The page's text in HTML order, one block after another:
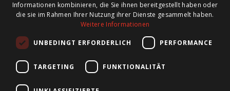
Newsletter
Schreiben Sie sich für unseren Newsletter ein und wir
informieren Sie über neue Produkte, wichtige
Neuigkeiten und tolle Angebote.
Informationen kombinieren, die Sie ihnen bereitgestellt haben oder
die sie im Rahmen Ihrer Nutzung ihrer Dienste gesammelt haben.
Weitere Informationen
UNBEDINGT ERFORDERLICH PERFORMANCE
TARGETING FUNKTIONALITÄT